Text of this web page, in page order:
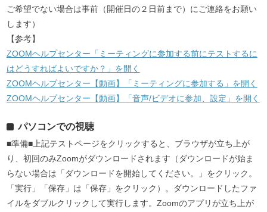
ご希望でない場合は事前（開催日の２日前まで）にご連絡をお願い
します）
【参考】
ZOOMヘルプセンター「ミーティングに参加する前にテストするに
はどうすればよいですか？」を開く
ZOOMヘルプセンター【動画】「ミーティングに参加する」を開く
ZOOMヘルプセンター【動画】「音声/ビデオに参加、設定」を開く
パソコンでの視聴
■準備■上記テストページをクリックすると、ブラウザが立ち上が
り、初回のみZoomがダウンロードされます（ダウンロードが始ま
らない場合は「ダウンロードを開始してください。」をクリック。
「実行」「保存」は「保存」をクリック）。ダウンロードしたファ
イルをダブルクリックして実行します。Zoomのアプリが立ち上が